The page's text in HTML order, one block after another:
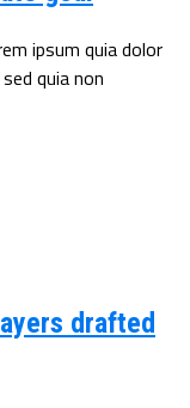
ipsum quia dolor
quia non
drafted